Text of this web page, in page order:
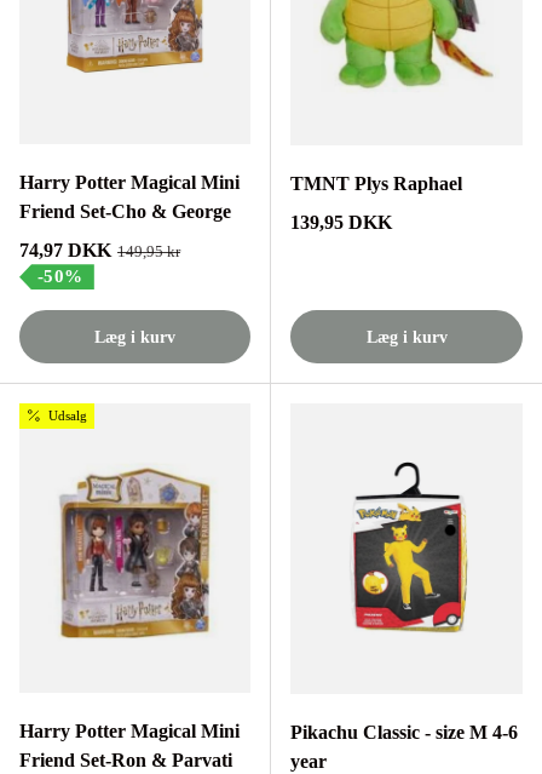
Harry Potter Magical Mini
Friend Set-Cho & George
Tilbudspris
74,97 DKK Normalpris
149,95 kr
-50%
Læg i kurv
TMNT Plys Raphael
Normalpris
139,95 DKK
Læg i kurv
Udsalg
Harry Potter Magical Mini
Friend Set-Ron & Parvati
Pikachu Classic - size M 4-6
year